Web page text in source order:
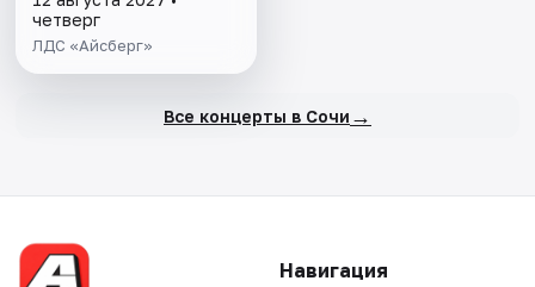
четверг
ЛДС «Айсберг»
Все концерты в Сочи →
Навигация